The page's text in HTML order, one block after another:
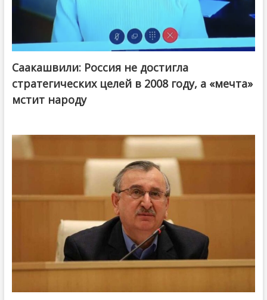
Саакашвили: Россия не достигла
стратегических целей в 2008 году, а «мечта»
мстит народу